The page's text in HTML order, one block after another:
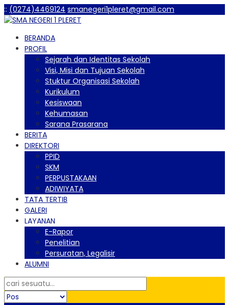
:: (0274)4469124 smanegeri1pleret@gmail.com
BERANDA
PROFIL
Sejarah dan Identitas Sekolah
Visi, Misi dan Tujuan Sekolah
Stuktur Organisasi Sekolah
Kurikulum
Kesiswaan
Kehumasan
Sarana Prasarana
BERITA
DIREKTORI
PPID
SKM
PERPUSTAKAAN
ADIWIYATA
TATA TERTIB
GALERI
LAYANAN
E-Rapor
Penelitian
Persuratan, Legalisir
ALUMNI